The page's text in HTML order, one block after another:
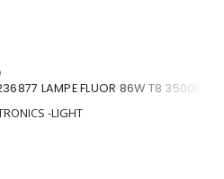
LAMPE FLUOR 86W T8 3500K
-LIGHT